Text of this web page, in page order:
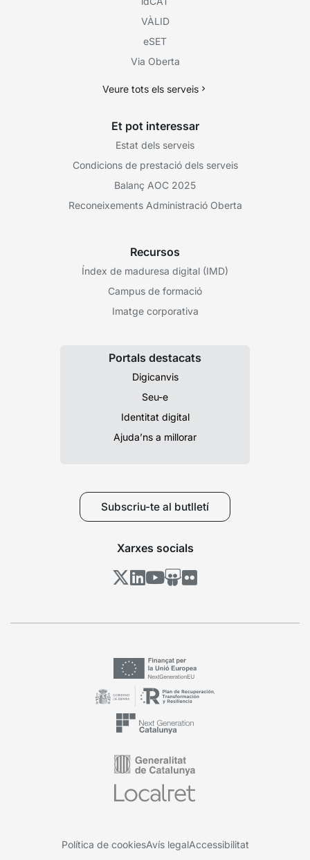
VÀLID
eSET
Via Oberta
Veure tots els serveis
Et pot interessar
Estat dels serveis
Condicions de prestació dels serveis
Balanç AOC 2025
Reconeixements Administració Oberta
Recursos
Índex de maduresa digital (IMD)
Campus de formació
Imatge corporativa
Portals destacats
Digicanvis
Seu-e
Identitat digital
Ajuda’ns a millorar
Subscriu-te al butlletí
Xarxes socials
Política de cookiesAvís legalAccessibilitat